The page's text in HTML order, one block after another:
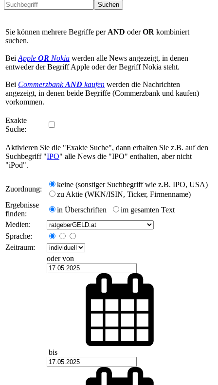
Suchen
Sie können mehrere Begriffe per AND oderOR kombiniert
suchen.
Bei Apple OR Nokia werden alle News angezeigt, in denen
entweder der Begriff Apple oder der Begriff Nokia steht.
Bei CommerzbankAND kaufen werden die Nachrichten
angezeigt, in denen beide Begriffe (Commerzbank und kaufen)
vorkommen.
Exakte
Suche:
Aktivieren Sie die "Exakte Suche", dann erhalten Sie z.B. auf den
Suchbegriff "IPO" alle News die "IPO" enthalten, aber nicht
"iPod".
Zuordnung:
keine (sonstiger Suchbegriff wie z.B. IPO, USA)
zu Aktie (WKN/ISIN, Ticker, Firmenname)
Ergebnisse
finden:
in Überschriften
im gesamten Text
Medien:
Sprache:
Zeitraum:
oder von
bis